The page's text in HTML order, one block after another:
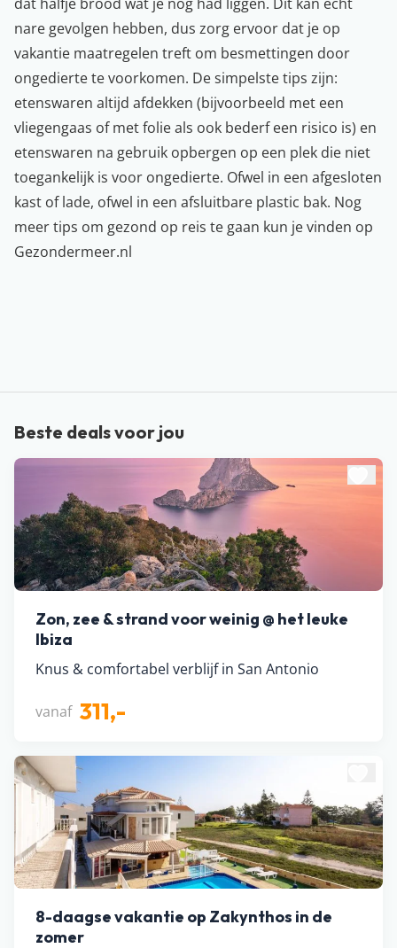
nare gevolgen hebben, dus zorg ervoor dat je op
vakantie maatregelen treft om besmettingen door
ongedierte te voorkomen. De simpelste tips zijn:
etenswaren altijd afdekken (bijvoorbeeld met een
vliegengaas of met folie als ook bederf een risico is) en
etenswaren na gebruik opbergen op een plek die niet
toegankelijk is voor ongedierte. Ofwel in een afgesloten
kast of lade, ofwel in een afsluitbare plastic bak. Nog
meertips om gezond op reis te gaan kun je vinden op
Gezondermeer.nl
Beste deals voor jou
Zon, zee & strand voor weinig @ het leuke
Ibiza
Knus & comfortabel verblijf in San Antonio
vanaf 311,-
8-daagse vakantie op Zakynthos in de
zomer